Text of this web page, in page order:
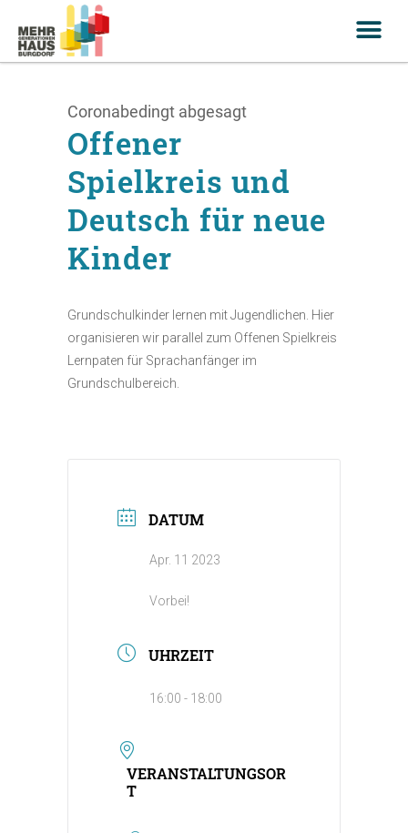
Coronabedingt abgesagt
Offener
Spielkreis und
Deutsch für neue
Kinder
Grundschulkinder lernen mit Jugendlichen. Hier
organisieren wir parallel zum Offenen Spielkreis
Lernpaten für Sprachanfänger im
Grundschulbereich.
DATUM
Apr. 11 2023
Vorbei!
UHRZEIT
16:00 - 18:00
VERANSTALTUNGSOR
T